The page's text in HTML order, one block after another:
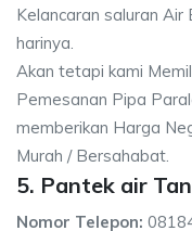
Kelancaran saluran
harinya.
Akan tetapi kami
Pemesanan Pipa
memberikan Harga
Murah / Bersahabat.
5. Pantek air
Nomor Telepon: